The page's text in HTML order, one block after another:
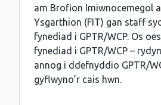
am Brofion Imiwnocemegol
Ysgarthion (FIT) gan staff
fynediad i GPTR/WCP. Os
fynediad i GPTR/WCP –
annog i ddefnyddio GPTR/
gyflwyno’r cais hwn.